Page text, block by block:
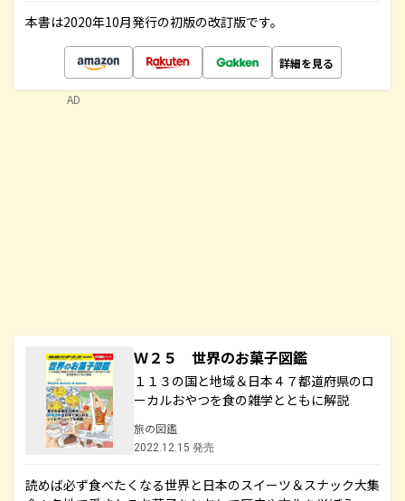
本書は2020年10月発行の初版の改訂版です。
詳細を見る
Ｗ２５ 世界のお菓子図鑑
１１３の国と地域＆日本４７都道府県のロ
ーカルおやつを食の雑学とともに解説
旅の図鑑
2022.12.15 発売
読めば必ず食べたくなる世界と日本のスイーツ＆スナック大集
AD